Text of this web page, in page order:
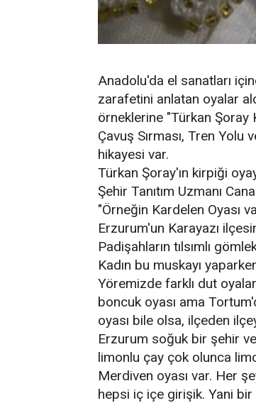
Anadolu'da el sanatları
zarafetini anlatan oyalar
örneklerine "Türkan Şoray
Çavuş Sırması, Tren Yolu
hikayesi var.
Türkan Şoray'ın kirpiği
Şehir Tanıtım Uzmanı
"Örneğin Kardelen Oyası
Erzurum'un Karayazı
Padişahların tılsımlı
Kadın bu muskayı
Yöremizde farklı dut
boncuk oyası ama
oyası bile olsa, ilçeden
Erzurum soğuk bir şehir
limonlu çay çok olunca
Merdiven oyası var. Her
hepsi iç içe girişik. Yani bir